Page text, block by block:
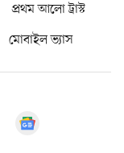
প্রথম আলো ট্রাস্ট
মোবাইল ভ্যাস